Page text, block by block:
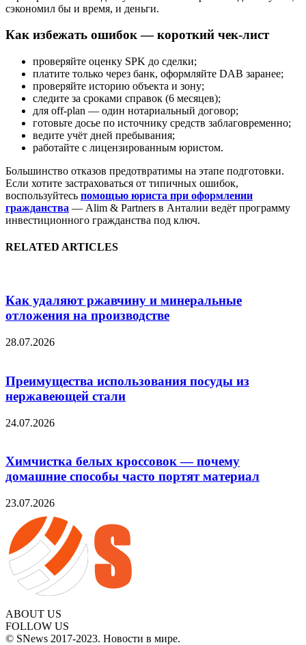
сэкономил бы и время, и деньги.
Как избежать ошибок — короткий чек-лист
проверяйте оценку SPK до сделки;
платите только через банк, оформляйте DAB заранее;
проверяйте историю объекта и зону;
следите за сроками справок (6 месяцев);
для off-plan — один нотариальный договор;
готовьте досье по источнику средств заблаговременно;
ведите учёт дней пребывания;
работайте с лицензированным юристом.
Большинство отказов предотвратимы на этапе подготовки.
Если хотите застраховаться от типичных ошибок,
воспользуйтесь помощью юриста при оформлении
гражданства — Alim & Partners в Анталии ведёт программу
инвестиционного гражданства под ключ.
RELATED ARTICLES
Как удаляют ржавчину и минеральные
отложения на производстве
28.07.2026
Преимущества использования посуды из
нержавеющей стали
24.07.2026
Химчистка белых кроссовок — почему
домашние способы часто портят материал
23.07.2026
ABOUT US
FOLLOW US
© SNews 2017-2023. Новости в мире.